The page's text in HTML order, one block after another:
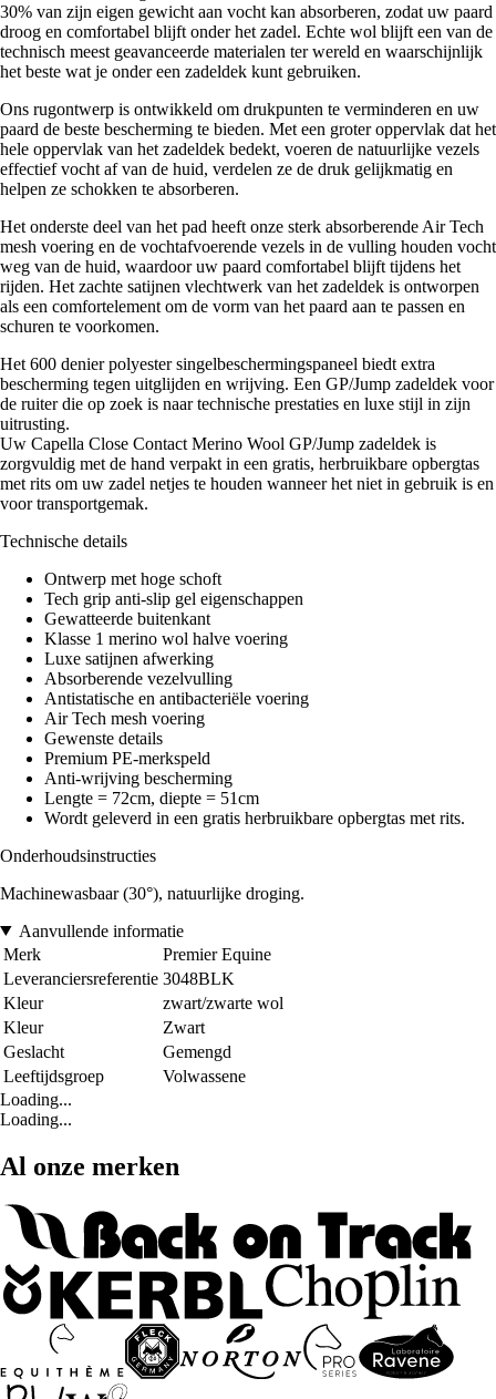
30% van zijn eigen gewicht aan vocht kan absorberen, zodat uw paard
droog en comfortabel blijft onder het zadel. Echte wol blijft een van de
technisch meest geavanceerde materialen ter wereld en waarschijnlijk
het beste wat je onder een zadeldek kunt gebruiken.
Ons rugontwerp is ontwikkeld om drukpunten te verminderen en uw
paard de beste bescherming te bieden. Met een groter oppervlak dat het
hele oppervlak van het zadeldek bedekt, voeren de natuurlijke vezels
effectief vocht af van de huid, verdelen ze de druk gelijkmatig en
helpen ze schokken te absorberen.
Het onderste deel van het pad heeft onze sterk absorberende Air Tech
mesh voering en de vochtafvoerende vezels in de vulling houden vocht
weg van de huid, waardoor uw paard comfortabel blijft tijdens het
rijden. Het zachte satijnen vlechtwerk van het zadeldek is ontworpen
als een comfortelement om de vorm van het paard aan te passen en
schuren te voorkomen.
Het 600 denier polyester singelbeschermingspaneel biedt extra
bescherming tegen uitglijden en wrijving. Een GP/Jump zadeldek voor
de ruiter die op zoek is naar technische prestaties en luxe stijl in zijn
uitrusting.
Uw Capella Close Contact Merino Wool GP/Jump zadeldek is
zorgvuldig met de hand verpakt in een gratis, herbruikbare opbergtas
met rits om uw zadel netjes te houden wanneer het niet in gebruik is en
voor transportgemak.
Technische details
Ontwerp met hoge schoft
Tech grip anti-slip gel eigenschappen
Gewatteerde buitenkant
Klasse 1 merino wol halve voering
Luxe satijnen afwerking
Absorberende vezelvulling
Antistatische en antibacteriële voering
Air Tech mesh voering
Gewenste details
Premium PE-merkspeld
Anti-wrijving bescherming
Lengte = 72cm, diepte = 51cm
Wordt geleverd in een gratis herbruikbare opbergtas met rits.
Onderhoudsinstructies
Machinewasbaar (30°), natuurlijke droging.
Aanvullende informatie
Merk
Premier Equine
Leveranciersreferentie 3048BLK
Kleur
zwart/zwarte wol
Kleur
Zwart
Geslacht
Gemengd
Leeftijdsgroep
Volwassene
Loading...
Loading...
Al onze merken